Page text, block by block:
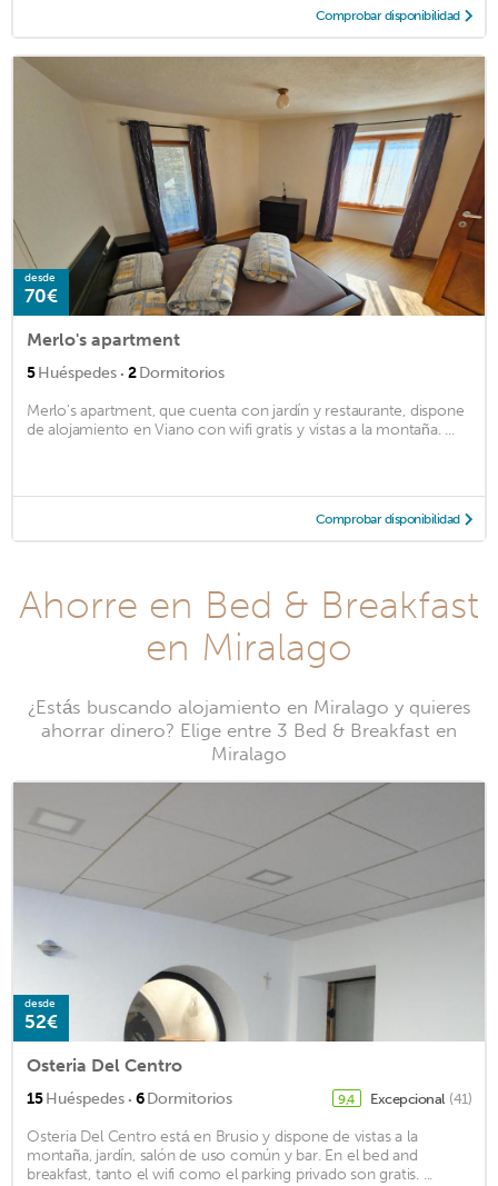
Comprobar disponibilidad
desde
70€
Merlo's apartment
5Huéspedes · 2Dormitorios
Merlo's apartment, que cuenta con jardín y restaurante, dispone
de alojamiento en Viano con wifi gratis y vistas a la montaña. ...
Comprobar disponibilidad
Ahorre en Bed & Breakfast
en Miralago
¿Estás buscando alojamiento en Miralago y quieres
ahorrar dinero? Elige entre 3 Bed & Breakfast en
Miralago
desde
52€
Osteria Del Centro
15Huéspedes · 6Dormitorios 9,4 Excepcional (41)
Osteria Del Centro está en Brusio y dispone de vistas a la
montaña, jardín, salón de uso común y bar. En el bed and
breakfast, tanto el wifi como el parking privado son gratis. ...